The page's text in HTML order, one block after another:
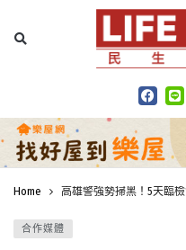
Home 高雄警強勢掃黑！5天臨
合作媒體